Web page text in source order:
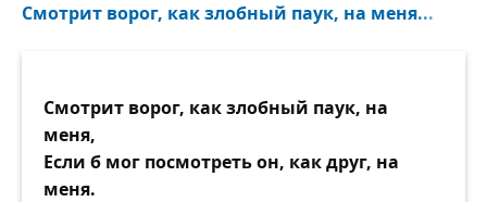
Смотрит ворог, как злобный паук, на меня...
Смотрит ворог, как злобный паук, на
меня,
Если б мог посмотреть он, как друг, на
меня.